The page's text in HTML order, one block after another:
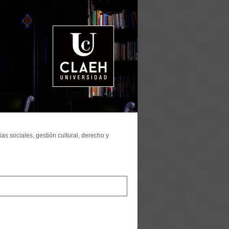
sociales, gestión cultural, derecho y